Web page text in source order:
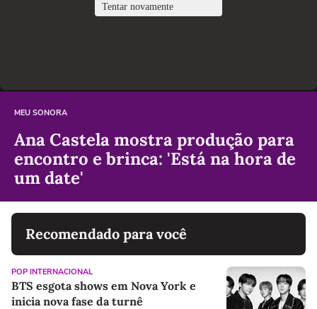
MEU SONORA
Ana Castela mostra produção para
encontro e brinca: 'Está na hora de
um date'
Recomendado para você
POP INTERNACIONAL
BTS esgota shows em Nova York e
inicia nova fase da turnê